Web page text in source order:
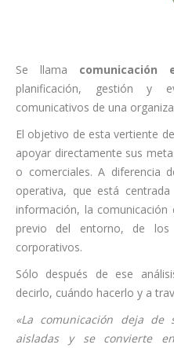
Se llama comunicación
planificación, gestión y
comunicativos de una
El objetivo de esta vertiente
apoyar directamente sus
o comerciales. A diferencia
operativa, que está
información, la
previo del entorno, de
corporativos.
Sólo después de ese
decirlo, cuándo hacerlo y a
«La comunicación deja
aisladas y se convierte